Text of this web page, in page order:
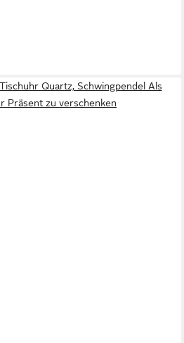
Quartz, Schwingpendel Als
Präsent zu verschenken